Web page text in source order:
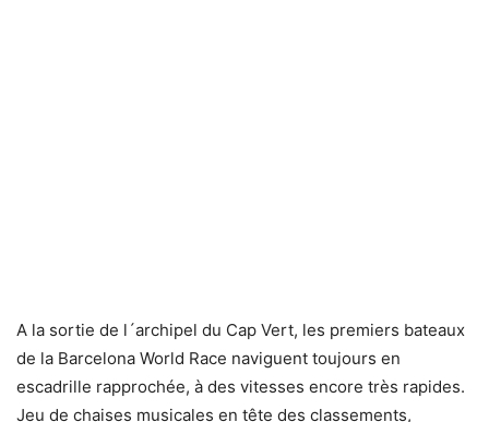
A la sortie de l´archipel du Cap Vert, les premiers bateaux
de la Barcelona World Race naviguent toujours en
escadrille rapprochée, à des vitesses encore très rapides.
Jeu de chaises musicales en tête des classements,